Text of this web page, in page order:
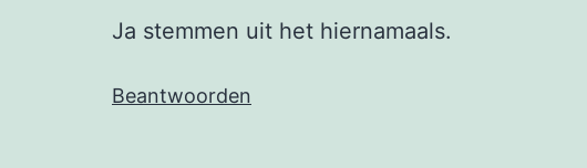
Ja stemmen uit het hiernamaals.
Beantwoorden